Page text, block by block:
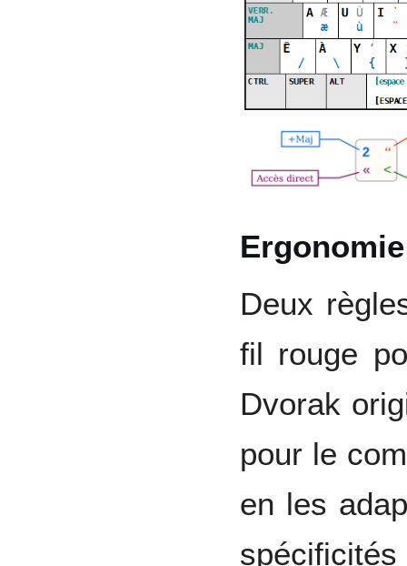
Ergonomie
Deux
fil rouge
Dvorak
pour le
en les
spécificités